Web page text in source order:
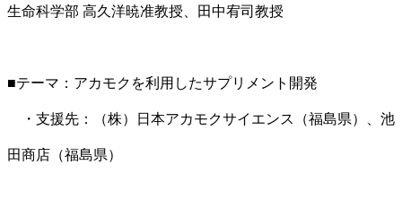
生命科学部 高久洋暁准教授、田中宥司教授
■テーマ：アカモクを利用したサプリメント開発
・支援先：（株）日本アカモクサイエンス（福島県）、池
田商店（福島県）